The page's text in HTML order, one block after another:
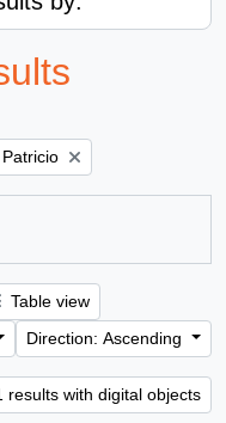
Table view
Direction: Ascending
results with digital objects